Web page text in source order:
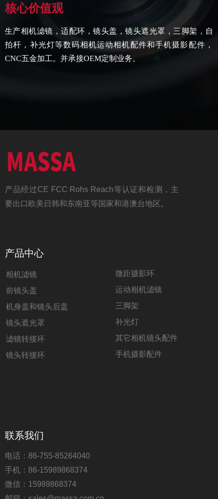
核心价值观
生产相机滤镜，适配环，镜头盖，镜头遮光罩，三脚架，自
拍杆，补光灯等数码相机运动相机配件和手机摄影配件，
CNC五金加工。并承接OEM定制业务。
产品经过CE FCC Rohs Reach等认证和检测，主
要出口欧美日韩和东南亚等国家和港澳台地区。
产品中心
相机滤镜
前镜头盖
机身盖和镜头后盖
镜头遮光罩
滤镜转接环
镜头转接环
微距摄影环
运动相机滤镜
三脚架
补光灯
其它相机镜头配件
手机摄影配件
联系我们
电话：86-755-85264040
手机：86-15989868374
微信：15989868374